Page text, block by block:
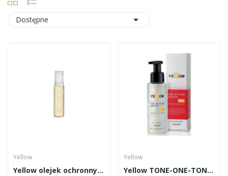
Dostępne 
Yellow
Yellow olejek ochronny 13ml
Yellow
Yellow TONE-ONE-TON Creator 100ml